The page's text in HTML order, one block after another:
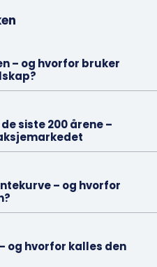
– og hvorfor bruker
siste 200 årene –
– og hvorfor
og hvorfor kalles den